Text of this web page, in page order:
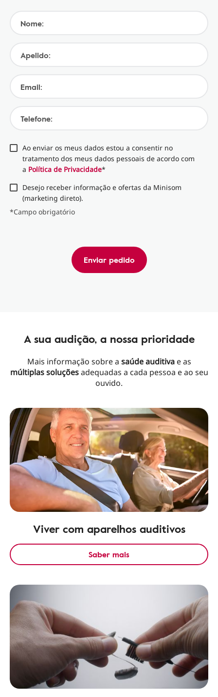
Nome:
Apelido:
Email:
Telefone:
Ao enviar os meus dados estou a consentir no
tratamento dos meus dados pessoais de acordo com
a Política de Privacidade*
Desejo receber informação e ofertas da Minisom
(marketing direto).
*Campo obrigatório
Enviar pedido
A sua audição, a nossa prioridade
Mais informação sobre a saúde auditivae as
múltiplas soluçõesadequadas a cada pessoa e ao seu
ouvido.
Viver com aparelhos auditivos
Saber mais